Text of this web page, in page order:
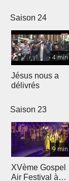
Saison 24
4 min
Jésus nous a
délivrés
Saison 23
9 min
XVème Gospel
Air Festival à